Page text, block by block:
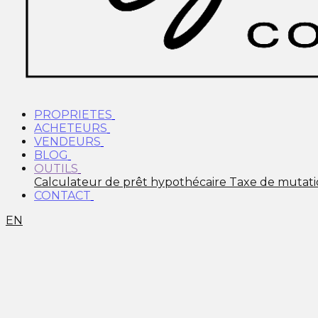
PROPRIETES
ACHETEURS
VENDEURS
BLOG
OUTILS
Calculateur de prêt hypothécaire Taxe de
CONTACT
EN